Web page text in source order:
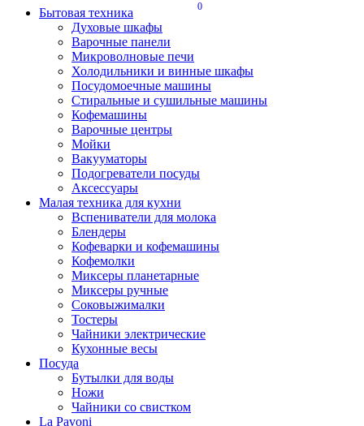
0
Бытовая техника
Духовые шкафы
Варочные панели
Микроволновые печи
Холодильники и винные шкафы
Посудомоечные машины
Стиральные и сушильные машины
Кофемашины
Варочные центры
Мойки
Вакууматоры
Подогреватели посуды
Аксессуары
Малая техника для кухни
Вспениватели для молока
Блендеры
Кофеварки и кофемашины
Кофемолки
Миксеры планетарные
Миксеры ручные
Соковыжималки
Тостеры
Чайники электрические
Кухонные весы
Посуда
Бутылки для воды
Ножи
Чайники со свистком
La Pavoni